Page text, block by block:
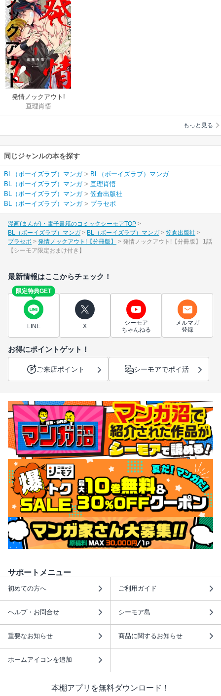
発情ノックアウト!
【分冊版】
亘理肖悟
もっと見る
同じジャンルの本を探す
BL（ボーイズラブ）マンガ> BL（ボーイズラブ）マンガ
BL（ボーイズラブ）マンガ> 亘理肖悟
BL（ボーイズラブ）マンガ> 笠倉出版社
BL（ボーイズラブ）マンガ> プラセボ
漫画(まんが)・電子書籍のコミックシーモアTOP
BL（ボーイズラブ）マンガ
BL（ボーイズラブ）マンガ
笠倉出版社
プラセボ
発情ノックアウト!【分冊版】
発情ノックアウト!【分冊版】 1話
【シーモア限定おまけ付き】
最新情報はここからチェック！
限定特典GET
LINE X
シーモア
ちゃんねる
メルマガ
登録
お得にポイントゲット！
ご来店ポイント シーモアでポイ活
サポートメニュー
初めての方へ ご利用ガイド
ヘルプ・お問合せ シーモア島
重要なお知らせ 商品に関するお知らせ
ホームアイコンを追加
本棚アプリを無料ダウンロード！